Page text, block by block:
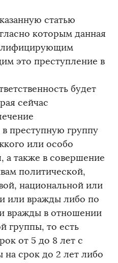
статью
которым данная
это преступление в
будет
сейчас
преступную группу
или особо
а также в совершение
политической,
национальной или
или вражды либо по
вражды в отношении
группы, то есть
от 5 до 8 лет с
на срок до 2 лет либо